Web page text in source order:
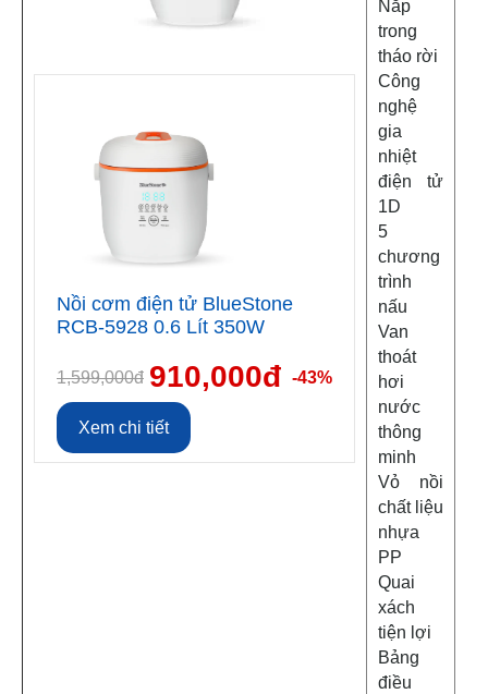
Nồi cơm điện tử BlueStone
RCB-5928 0.6 Lít 350W
1,599,000đ 910,000đ -43%
Xem chi tiết
Nắp
trong
tháo rời
Công
nghệ
gia
nhiệt
điện tử
1D
5
chương
trình
nấu
Van
thoát
hơi
nước
thông
minh
Vỏ nồi
chất liệu
nhựa
PP
Quai
xách
tiện lợi
Bảng
điều